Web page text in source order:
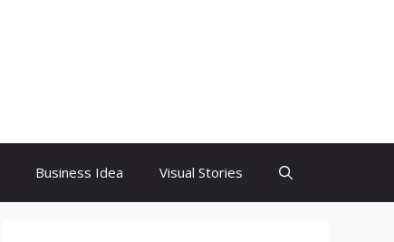
Business Idea Visual Stories